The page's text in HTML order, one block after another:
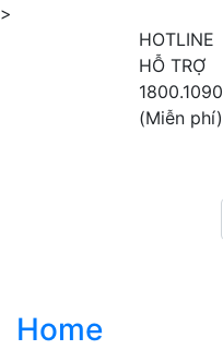
>
HOTLINE
HỖ TRỢ
1800.1090
(Miễn phí)
Home